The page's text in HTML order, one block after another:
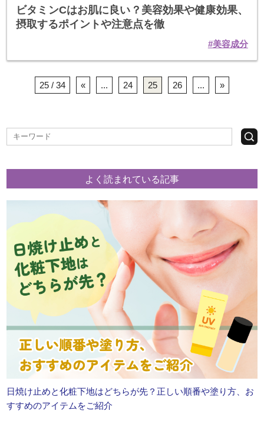
ビタミンCはお肌に良い？美容効果や健康効果、
摂取するポイントや注意点を徹
美容成分
25 / 34 « ... 24 25 26 ... »
よく読まれている記事
日焼け止めと化粧下地はどちらが先？正しい順番や塗り方、お
すすめのアイテムをご紹介